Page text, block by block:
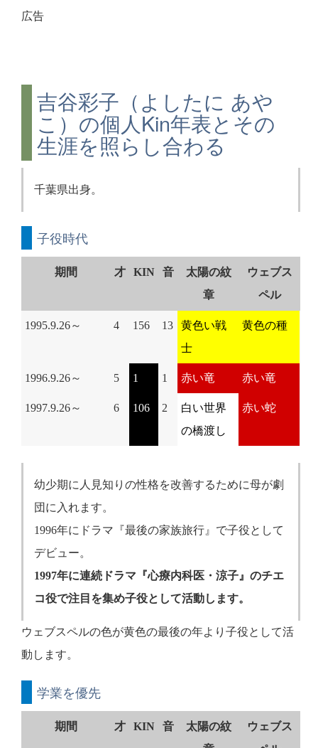
広告
吉谷彩子（よしたに あや
こ）の個人Kin年表とその
生涯を照らし合わる
千葉県出身。
子役時代
期間 才 KIN 音
太陽の紋
章
ウェブス
ペル
1995.9.26～ 4 156 13
黄色い戦
士
黄色の種
1996.9.26～ 5 1 1 赤い竜 赤い竜
1997.9.26～ 6 106 2
白い世界
の橋渡し
赤い蛇
幼少期に人見知りの性格を改善するために母が劇
団に入れます。
1996年にドラマ『最後の家族旅行』で子役として
デビュー。
1997年に連続ドラマ『心療内科医・涼子』のチエ
コ役で注目を集め子役として活動します。
ウェブスペルの色が黄色の最後の年より子役として活
動します。
学業を優先
期間 才 KIN 音
太陽の紋
ウェブス